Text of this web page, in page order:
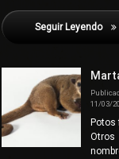
Seguir Leyendo
11/03/
Potos
Otros